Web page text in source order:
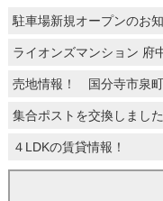
駐車場新規オープンのお
ライオンズマンション
売地情報！ 国分寺市泉
集合ポストを交換しました
４LDKの賃貸情報！